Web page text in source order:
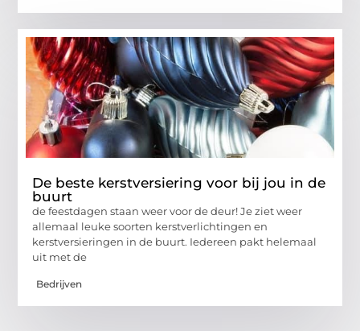
De beste kerstversiering voor bij jou in de
buurt
de feestdagen staan weer voor de deur! Je ziet weer
allemaal leuke soorten kerstverlichtingen en
kerstversieringen in de buurt. Iedereen pakt helemaal
uit met de
Bedrijven